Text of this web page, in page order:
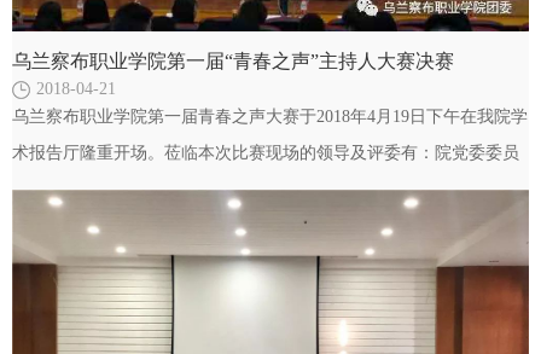
乌兰察布职业学院第一届“青春之声”主持人大赛决赛
2018-04-21
乌兰察布职业学院第一届青春之声大赛于2018年4月19日下午在我院学
术报告厅隆重开场。莅临本次比赛现场的领导及评委有：院党委委员
学生工作处处长逯全仓，院团委副书记李亦博，…